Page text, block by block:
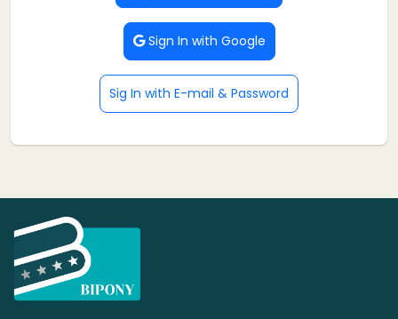
Sign In with Google
Sig In with E-mail & Password